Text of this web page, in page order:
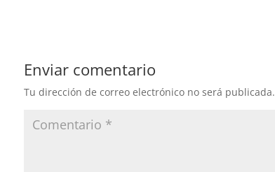
Enviar comentario
Tu dirección de correo electrónico no será publicada.